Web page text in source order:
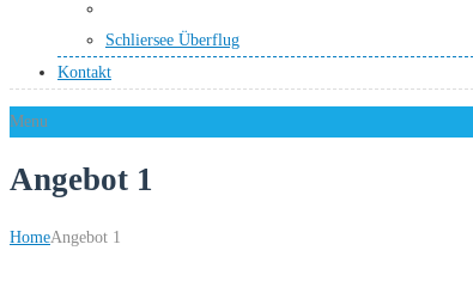
Schliersee Überflug
Kontakt
Menu
Angebot 1
HomeAngebot 1